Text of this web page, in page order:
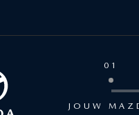
01
JOUW